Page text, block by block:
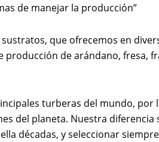
de manejar la producción”
que ofrecemos en
de arándano, fresa,
turberas del mundo,
del planeta. Nuestra
décadas, y seleccionar